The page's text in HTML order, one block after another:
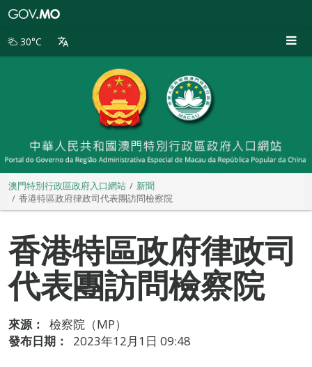
別
30°C
澳門特別行政區政府入口網站
新聞
香港特區政府律政司代表團訪問檢察院
香港特區政府律政司
代表團訪問檢察院
來源：
檢察院（MP）
發布日期：
2023年12月1日 09:48